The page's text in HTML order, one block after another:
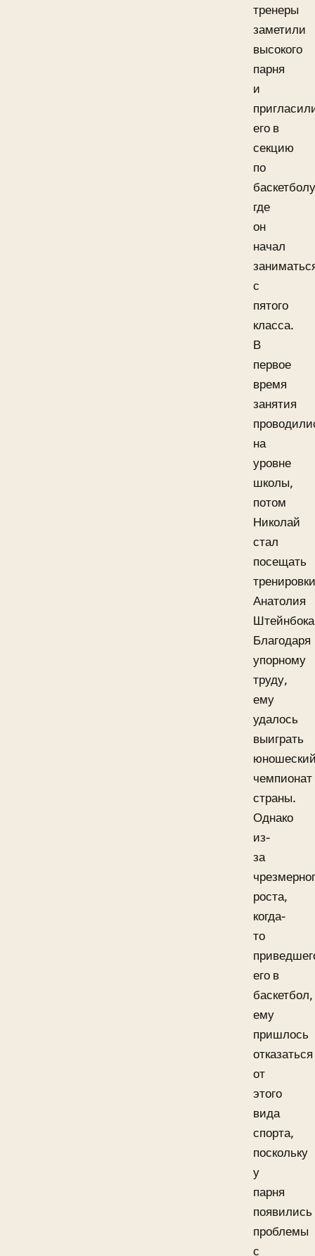
тренеры
заметили
высокого
парня
и
его в
секцию
по
где
он
начал
с
пятого
класса.
В
первое
время
занятия
на
уровне
школы,
потом
Николай
стал
посещать
тренировки
Анатолия
Благодаря
упорному
труду,
ему
удалось
выиграть
чемпионат
страны.
Однако
из-
за
роста,
когда-
то
его в
баскетбол,
ему
пришлось
отказаться
от
этого
вида
спорта,
поскольку
у
парня
появились
проблемы
с